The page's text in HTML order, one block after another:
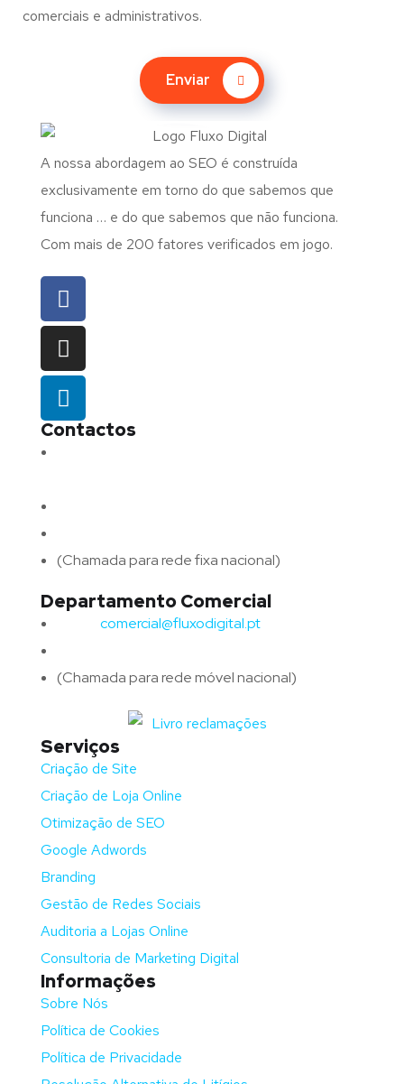
comerciais e administrativos.
Enviar
A nossa abordagem ao SEO é construída
exclusivamente em torno do que sabemos que
funciona … e do que sabemos que não funciona.
Com mais de 200 fatores verificados em jogo.
Contactos
(Chamada para rede fixa nacional)
Departamento Comercial
comercial@fluxodigital.pt
(Chamada para rede móvel nacional)
Serviços
Criação de Site
Criação de Loja Online
Otimização de SEO
Google Adwords
Branding
Gestão de Redes Sociais
Auditoria a Lojas Online
Consultoria de Marketing Digital
Informações
Sobre Nós
Política de Cookies
Política de Privacidade